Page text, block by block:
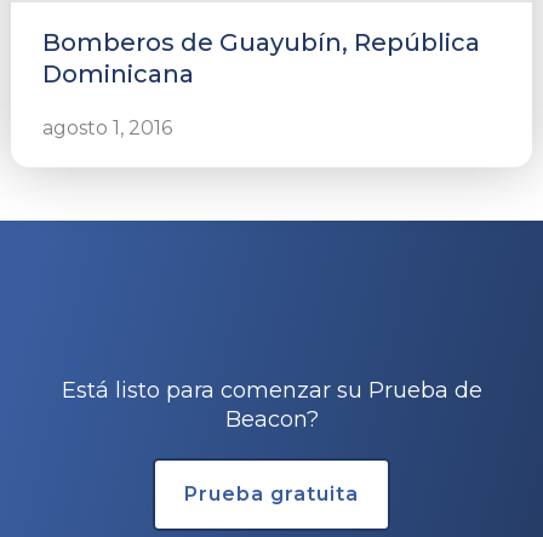
Bomberos de Guayubín, República
Dominicana
agosto 1, 2016
Está listo para comenzar su Prueba de
Beacon?
Prueba gratuita